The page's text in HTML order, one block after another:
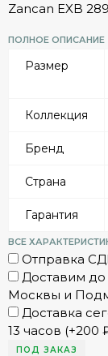
Zancan EXB
ПОЛНОЕ ОПИСАНИЕ
Размер
Коллекция
Бренд
Страна
Гарантия
ВСЕ
Отправка
Доставим до
Москвы и
Доставка
13 часов (+200
ПОД ЗАКАЗ